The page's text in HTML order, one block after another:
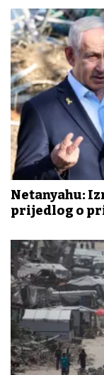
Netanyahu:
prijedlog o